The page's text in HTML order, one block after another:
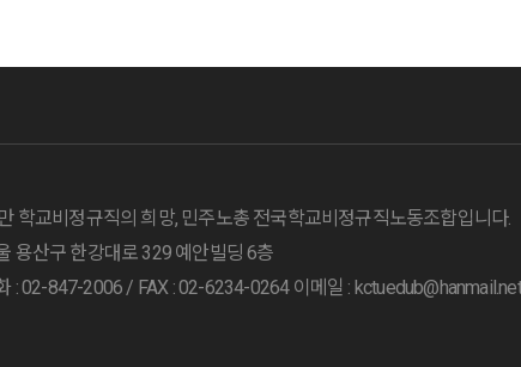
학교비정규직의 희망, 민주노총 전국학교비정규직노동조합입니다.
용산구 한강대로 329 예안빌딩 6층
: 02-847-2006 / FAX : 02-6234-0264 이메일 : kctuedub@hanmail.net